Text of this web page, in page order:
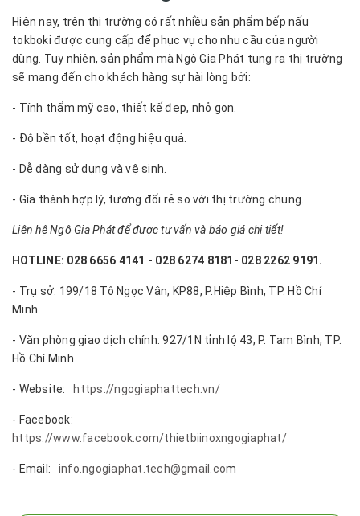
Hiện nay, trên thị trường có rất nhiều sản phẩm bếp nấu
tokboki được cung cấp để phục vụ cho nhu cầu của người
dùng. Tuy nhiên, sản phẩm mà Ngô Gia Phát tung ra thị trường
sẽ mang đến cho khách hàng sự hài lòng bởi:
- Tính thẩm mỹ cao, thiết kế đẹp, nhỏ gọn.
- Độ bền tốt, hoạt động hiệu quả.
- Dễ dàng sử dụng và vệ sinh.
- Gía thành hợp lý, tương đối rẻ so với thị trường chung.
Liên hệ Ngô Gia Phát để được tư vấn và báo giá chi tiết!
HOTLINE: 028 6656 4141 - 028 6274 8181- 028 2262 9191.
- Trụ sở: 199/18 Tô Ngọc Vân, KP88, P.Hiệp Bình, TP. Hồ Chí
Minh
- Văn phòng giao dịch chính: 927/1N tỉnh lộ 43, P. Tam Bình, TP.
Hồ Chí Minh
- Website: https://ngogiaphattech.vn/
- Facebook:
https://www.facebook.com/thietbiinoxngogiaphat/
- Email: info.ngogiaphat.tech@gmail.com